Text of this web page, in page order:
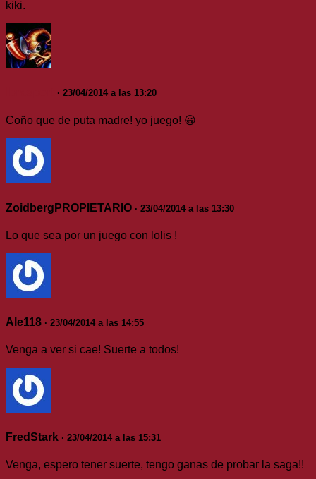
kiki.
· 23/04/2014 a las 13:20
Coño que de puta madre! yo juego! 😀
ZoidbergPROPIETARIO · 23/04/2014 a las 13:30
Lo que sea por un juego con lolis !
Ale118 · 23/04/2014 a las 14:55
Venga a ver si cae! Suerte a todos!
FredStark · 23/04/2014 a las 15:31
Venga, espero tener suerte, tengo ganas de probar la saga!!